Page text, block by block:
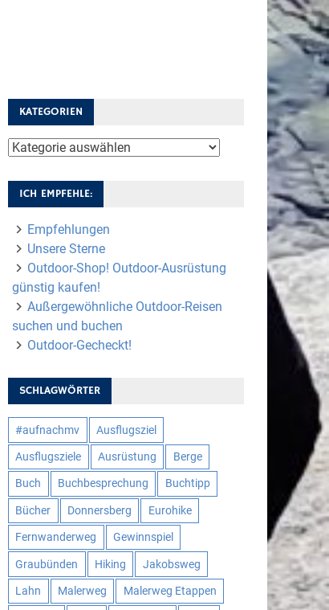
KATEGORIEN
Kategorien
ICH EMPFEHLE:
Empfehlungen
Unsere Sterne
Outdoor-Shop! Outdoor-Ausrüstung
günstig kaufen!
Außergewöhnliche Outdoor-Reisen
suchen und buchen
Outdoor-Gecheckt!
SCHLAGWÖRTER
#aufnachmv Ausflugsziel
Ausflugsziele Ausrüstung Berge
Buch Buchbesprechung Buchtipp
Bücher Donnersberg Eurohike
Fernwanderweg Gewinnspiel
Graubünden Hiking Jakobsweg
Lahn Malerweg Malerweg Etappen